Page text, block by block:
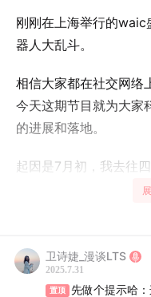
刚刚在上海举行的waic
器人大乱斗。
相信大家都在社交网络
今天这期节目就为大
的进展和落地。
起因是7月初，我去往
的工厂内，主持了一场
卫诗婕_漫谈LTS
2025.7.31
置顶
先做个提示哈